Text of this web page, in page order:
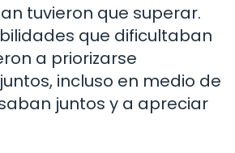
tuvieron que superar.
que dificultaban
a priorizarse
incluso en medio de
juntos y a apreciar